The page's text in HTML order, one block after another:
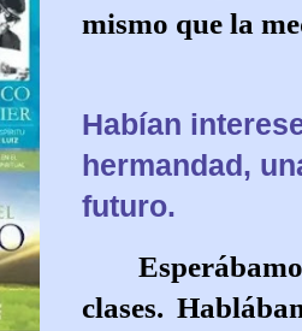
mismo que la
Habían
hermandad,
futuro.
clases.